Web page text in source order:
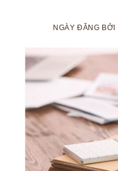
NGÀY ĐĂNG BỞI